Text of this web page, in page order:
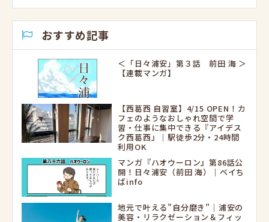
おすすめ記事
＜「日々浦安」第３話 前田 海 ＞
【連載マンガ】
【西葛西 自習室】4/15 OPEN！カ
フェのようなおしゃれ空間で学
習・仕事に集中できる『アイデス
ク西葛西』｜駅徒歩2分・24時間
利用OK
マンガ『ハオウーロン』第86話公
開！日々浦安（前田 海）｜ベイち
ばinfo
地元で叶える”自分磨き”｜浦安の
美容・リラクゼーション＆フィッ